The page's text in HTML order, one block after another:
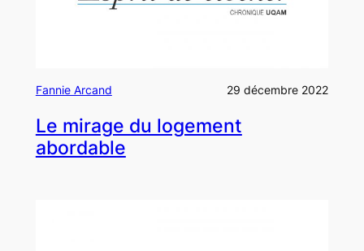
Fannie Arcand 29 décembre 2022
Le mirage du logement
abordable